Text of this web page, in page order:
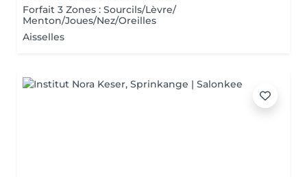
Forfait 3 Zones : Sourcils/Lèvre/
Menton/Joues/Nez/Oreilles
Aisselles